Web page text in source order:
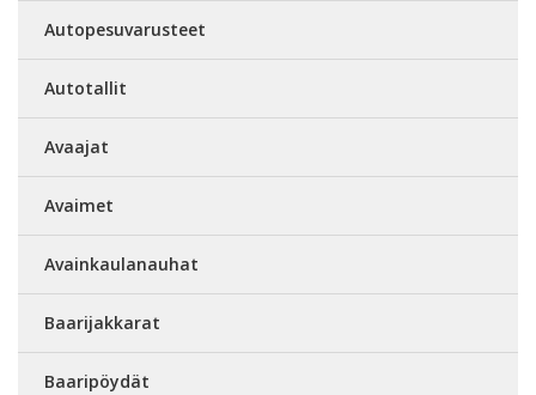
Autopesuvarusteet
Autotallit
Avaajat
Avaimet
Avainkaulanauhat
Baarijakkarat
Baaripöydät